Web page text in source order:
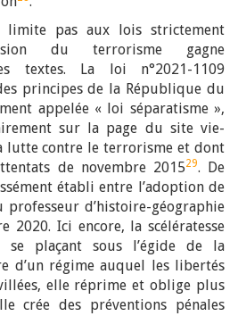
limite pas aux lois strictement
du terrorisme gagne
textes. La loi n°2021-1109
principes de la République du
appelée « loi séparatisme »,
sur la page du site vie-
lutte contre le terrorisme et dont
de novembre 201529. De
établi entre l’adoption de
professeur d’histoire-géographie
2020. Ici encore, la scélératesse
se plaçant sous l’égide de la
d’un régime auquel les libertés
elle réprime et oblige plus
crée des préventions pénales